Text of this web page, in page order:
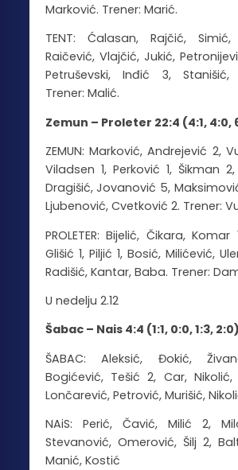
Marković. Trener: Marić.
TENT: Ćalasan, Rajčić, Simić,
Raičević, Vlajčić, Jukić,
Petruševski, Inđić 3, Stanišić,
Trener: Malić.
Zemun – Proleter 22:4 (4:1, 4:0,
ZEMUN: Marković, Andrejević 2,
Viladsen 1, Perković 1, Šikman
Dragišić, Jovanović 5,
Ljubenović, Cvetković 2. Trener:
PROLETER: Bijelić, Čikara,
Glišić 1, Piljić 1, Bosić, Milićević,
Radišić, Kantar, Baba. Trener:
U nedelju 2.12
Šabac – Nais 4:4 (1:1, 0:0, 1:3, 2:0)
ŠABAC: Aleksić, Đokić,
Bogićević, Tešić 2, Car,
Lončarević, Petrović, Murišić,
NAiS: Perić, Čavić, Milić 2,
Stevanović, Omerović, Šilj 2,
Manić, Kostić